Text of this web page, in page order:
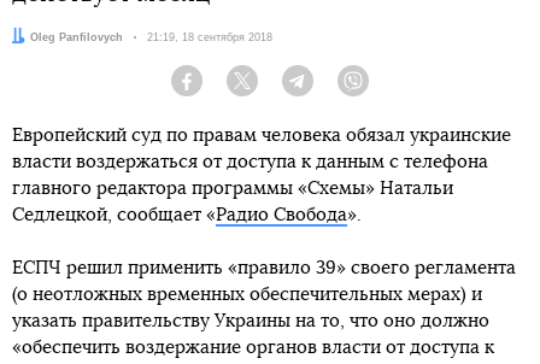
Автор:
Oleg Panfilovych Дата:
21:19, 18 сентября 2018
Facebook Twitter Telegram
Европейский суд по правам человека обязал украинские
власти воздержаться от доступа к данным с телефона
главного редактора программы «Схемы» Натальи
Седлецкой, сообщает «Радио Свобода».
ЕСПЧ решил применить «правило 39» своего регламента
(о неотложных временных обеспечительных мерах) и
указать правительству Украины на то, что оно должно
«обеспечить воздержание органов власти от доступа к